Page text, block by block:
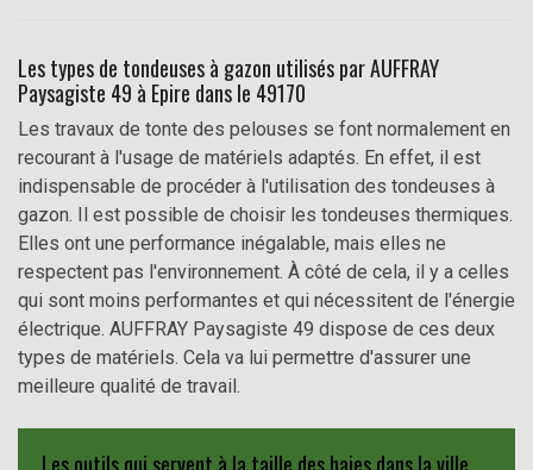
Les types de tondeuses à gazon utilisés par AUFFRAY
Paysagiste 49 à Epire dans le 49170
Les travaux de tonte des pelouses se font normalement en
recourant à l'usage de matériels adaptés. En effet, il est
indispensable de procéder à l'utilisation des tondeuses à
gazon. Il est possible de choisir les tondeuses thermiques.
Elles ont une performance inégalable, mais elles ne
respectent pas l'environnement. À côté de cela, il y a celles
qui sont moins performantes et qui nécessitent de l'énergie
électrique. AUFFRAY Paysagiste 49 dispose de ces deux
types de matériels. Cela va lui permettre d'assurer une
meilleure qualité de travail.